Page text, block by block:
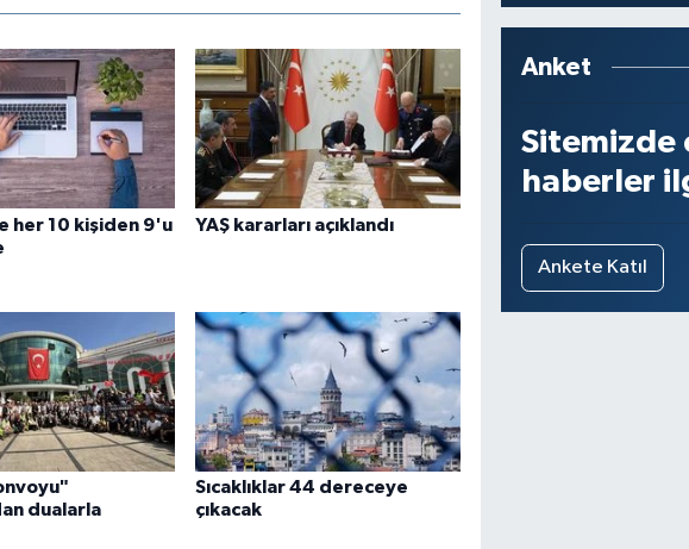
her 10 kişiden 9'u
YAŞ kararları açıklandı
dualarla
Sıcaklıklar 44 dereceye
çıkacak
Anket
Sitemizde
haberler
Ankete Katıl